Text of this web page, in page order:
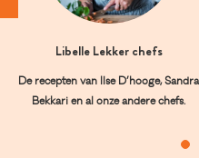
Libelle Lekker chefs
De recepten van Ilse D’hooge, Sandra
Bekkari en al onze andere chefs.